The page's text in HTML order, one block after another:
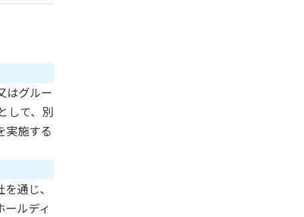
はグルー
して、別
実施する
通じ、
ルディ